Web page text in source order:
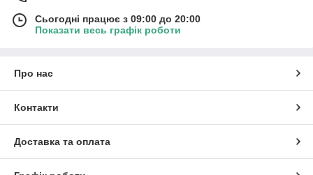
Сьогодні працює з 09:00 до 20:00
Показати весь графік роботи
Про нас
Контакти
Доставка та оплата